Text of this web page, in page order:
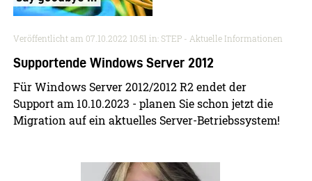
Veröffentlicht am07.10.2022 10:51 in: STEP - Aktuelle Informationen
Supportende Windows Server 2012
Für Windows Server 2012/2012 R2 endet der
Support am 10.10.2023 - planen Sie schon jetzt die
Migration auf ein aktuelles Server-Betriebssystem!